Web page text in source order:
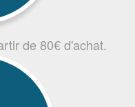
de 80€ d'achat.